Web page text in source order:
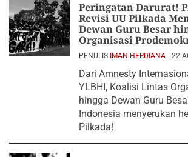
Peringatan Darurat!
Revisi UU Pilkada
Dewan Guru Besar
Organisasi
PENULIS IMAN HERDIANA 22
Dari Amnesty
YLBHI, Koalisi Lintas
hingga Dewan Guru
Indonesia menyerukan
Pilkada!